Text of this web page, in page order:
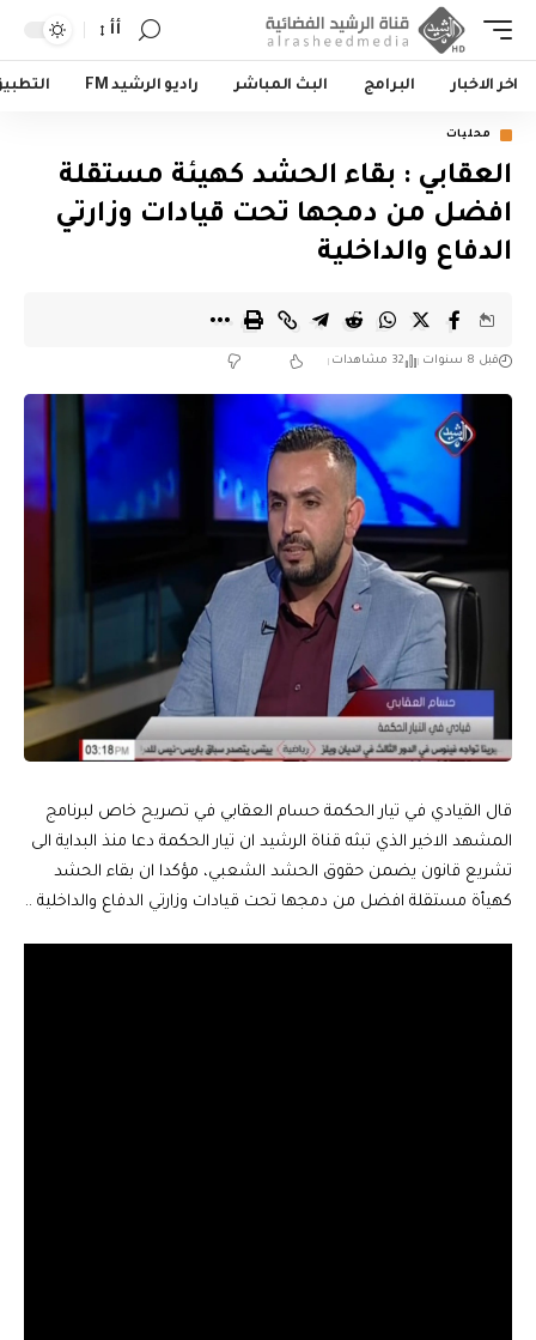
أأ
اخر الاخبار البرامج البث المباشر راديو الرشيد FM
محليات
العقابي : بقاء الحشد كهيئة مستقلة
افضل من دمجها تحت قيادات وزارتي
الدفاع والداخلية
قبل 8 سنوات 32 مشاهدات
قال القيادي في تيار الحكمة حسام العقابي في تصريح خاص لبرنامج
المشهد الاخير الذي تبثه قناة الرشيد ان تيار الحكمة دعا منذ البداية الى
تشريع قانون يضمن حقوق الحشد الشعبي، مؤكدا ان بقاء الحشد
كهيأة مستقلة افضل من دمجها تحت قيادات وزارتي الدفاع والداخلية ..